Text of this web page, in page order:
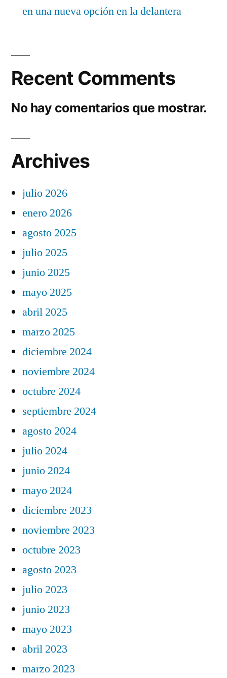
en una nueva opción en la delantera
Recent Comments
No hay comentarios que mostrar.
Archives
julio 2026
enero 2026
agosto 2025
julio 2025
junio 2025
mayo 2025
abril 2025
marzo 2025
diciembre 2024
noviembre 2024
octubre 2024
septiembre 2024
agosto 2024
julio 2024
junio 2024
mayo 2024
diciembre 2023
noviembre 2023
octubre 2023
agosto 2023
julio 2023
junio 2023
mayo 2023
abril 2023
marzo 2023